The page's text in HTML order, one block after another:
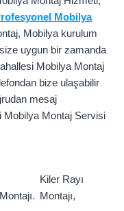
Mobilya
Mobilya kurulum
uygun bir zamanda
Mobilya Montaj
bize ulaşabilir
mesaj
Mobilya Montaj Servisi
Kiler Rayı
Montajı,